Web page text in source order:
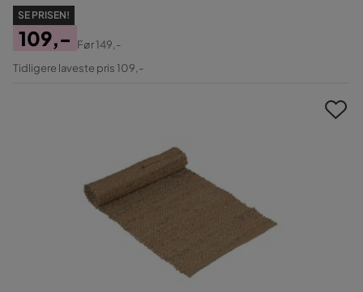
SE PRISEN!
Pris
109,-
Original
Før149,-
Tidligere laveste pris 109,-